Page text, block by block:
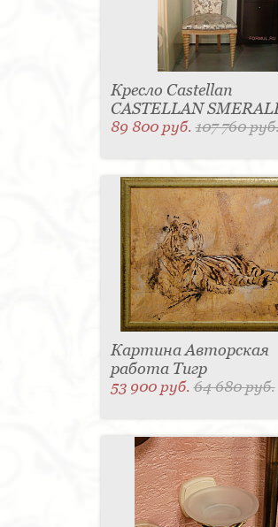
Кресло Castellan
CASTELLAN
89 800 руб.107 760
Картина Авторская
работа Тигр
53 900 руб.64 680 руб.